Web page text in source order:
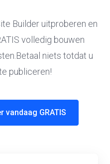
Builder uitproberen en
volledig bouwen
niets totdat u
publiceren!
vandaag GRATIS